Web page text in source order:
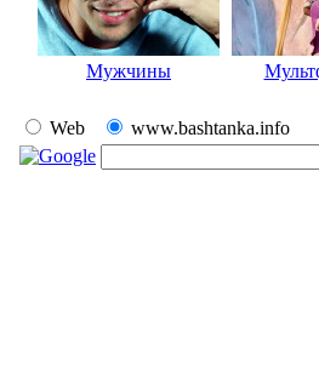
Мужчины
Web www.bashtanka.info